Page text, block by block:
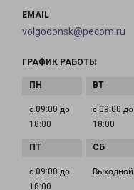
EMAIL
volgodonsk@pecom.ru
ГРАФИК РАБОТЫ
с 09:00 до
18:00
с 09:00 до
18:00
с 09:00 до
18:00
Выходной